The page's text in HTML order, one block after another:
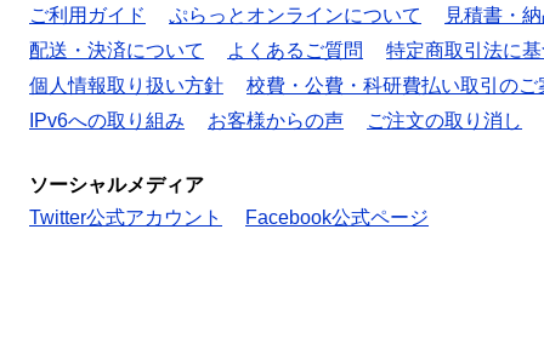
ご利用ガイド
ぷらっとオンラインについて
見積書・
配送・決済について
よくあるご質問
特定商取引法に
個人情報取り扱い方針
校費・公費・科研費払い取引のご
IPv6への取り組み
お客様からの声 ご注文の取り消し
ソーシャルメディア
Twitter公式アカウント
Facebook公式ページ